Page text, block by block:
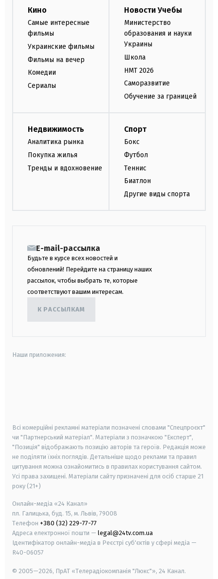
Кино
Самые интересные
фильмы
Украинские фильмы
Фильмы на вечер
Комедии
Сериалы
Новости Учебы
Министерство
образования и науки
Украины
Школа
НМТ 2026
Саморазвитие
Обучение за границей
Недвижимость
Аналитика рынка
Покупка жилья
Тренды и вдохновение
Спорт
Бокс
Футбол
Теннис
Биатлон
Другие виды спорта
E-mail-рассылка
Будьте в курсе всех новостей и
обновлений! Перейдите на страницу наших
рассылок, чтобы выбрать те, которые
соответствуют вашим интересам.
К РАССЫЛКАМ
Наши приложения:
Всі комерційні рекламні матеріали позначені словами "Спецпроєкт"
чи "Партнерський матеріал". Матеріали з позначкою "Експерт",
"Позиція" відображають позицію авторів та героїв. Редакція може
не поділяти їхніх поглядів. Детальніше щодо реклами та правил
цитування можна ознайомитись в правилах користування сайтом.
Усі права захищені. Матеріали сайту призначені для осіб старше 21
року (21+)
Онлайн-медіа «24 Канал»
пл. Галицька, буд. 15, м. Львів, 79008
Телефон +380 (32) 229-77-77
Адреса електронної пошти — legal@24tv.com.ua
Ідентифікатор онлайн-медіа в Реєстрі суб'єктів у сфері медіа —
R40-06057
© 2005—2026, ПрАТ «Телерадіокомпанія "Люкс"», 24 Канал.